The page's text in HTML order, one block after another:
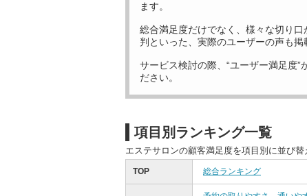
ます。
総合満足度だけでなく、様々な切り口
判といった、実際のユーザーの声も掲
サービス検討の際、“ユーザー満足度”
ださい。
項目別ランキング一覧
エステサロンの顧客満足度を項目別に並び替
TOP 総合ランキング